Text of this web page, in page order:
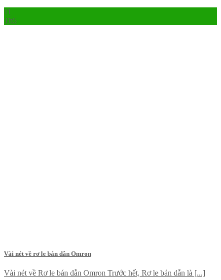
11
Th5
Vài nét về rơ le bán dẫn Omron
Vài nét về Rơ le bán dẫn Omron Trước hết, Rơ le bán dẫn là [...]